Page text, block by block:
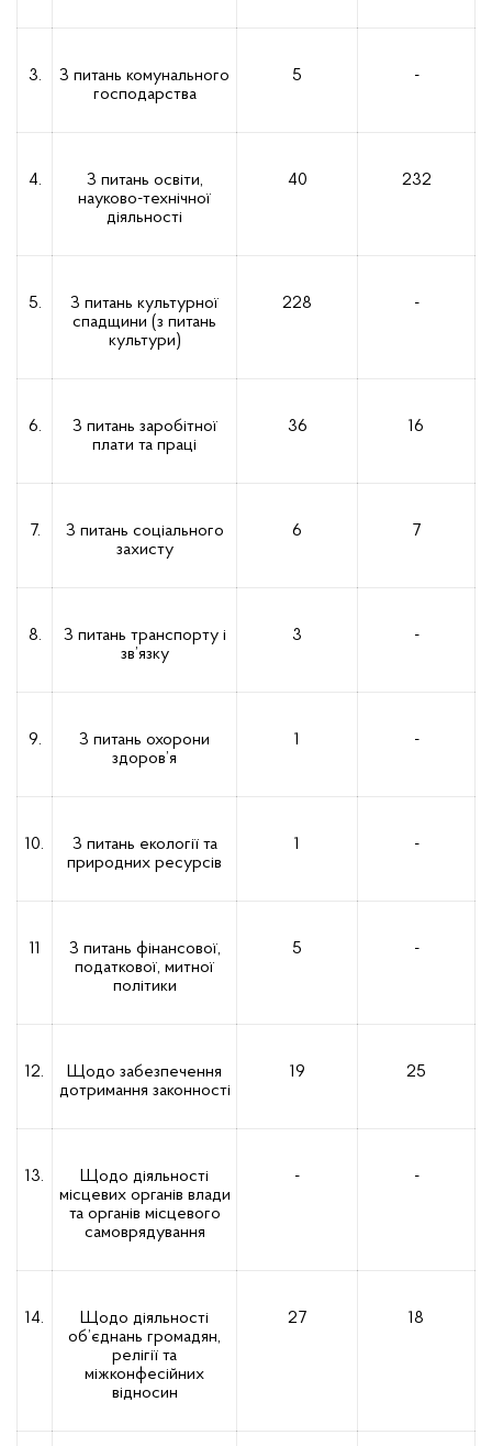
3.
З питань комунального
господарства
5 -
4.
З питань освіти,
науково-технічної
діяльності
40 232
5.
З питань культурної
спадщини (з питань
культури)
228 -
6.
З питань заробітної
плати та праці
36 16
7.
З питань соціального
захисту
6 7
8.
З питань транспорту і
зв’язку
3 -
9.
З питань охорони
здоров’я
1 -
10.
З питань екології та
природних ресурсів
1 -
11
З питань фінансової,
податкової, митної
політики
5 -
12.
Щодо забезпечення
дотримання законності
19 25
13.
Щодо діяльності
місцевих органів влади
та органів місцевого
самоврядування
- -
14.
Щодо діяльності
об’єднань громадян,
релігії та
міжконфесійних
відносин
27 18